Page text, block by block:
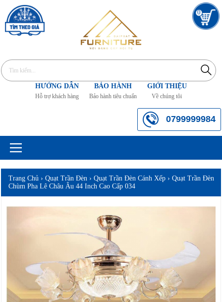
0
HƯỚNG DẪN
Hỗ trợ khách hàng
BẢO HÀNH
Bảo hành tiêu chuẩn
GIỚI THIỆU
Về chúng tôi
0799999984
Trang Chủ ›Quạt Trần Đèn ›Quạt Trần Đèn Cánh Xếp ›Quạt Trần Đèn
Chùm Pha Lê Châu Âu 44 Inch Cao Cấp 034